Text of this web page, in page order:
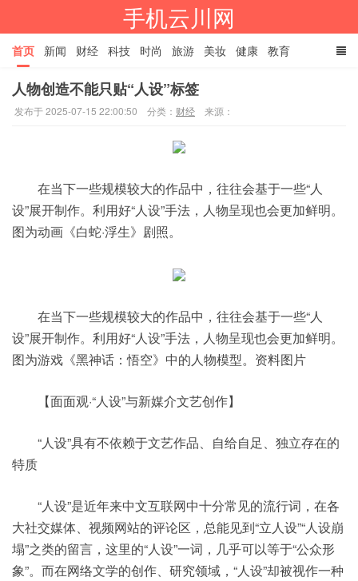
手机云川网
首页 新闻 财经 科技 时尚 旅游 美妆 健康 教育
餐饮 娱乐 体育 家居 TAGS
人物创造不能只贴“人设”标签
发布于 2025-07-15 22:00:50 分类： 财经 来源：
在当下一些规模较大的作品中，往往会基于一些“人
设”展开制作。利用好“人设”手法，人物呈现也会更加鲜明。
图为动画《白蛇·浮生》剧照。
在当下一些规模较大的作品中，往往会基于一些“人
设”展开制作。利用好“人设”手法，人物呈现也会更加鲜明。
图为游戏《黑神话：悟空》中的人物模型。资料图片
【面面观·“人设”与新媒介文艺创作】
“人设”具有不依赖于文艺作品、自给自足、独立存在的
特质
“人设”是近年来中文互联网中十分常见的流行词，在各
大社交媒体、视频网站的评论区，总能见到“立人设”“人设崩
塌”之类的留言，这里的“人设”一词，几乎可以等于“公众形
象”。而在网络文学的创作、研究领域，“人设”却被视作一种